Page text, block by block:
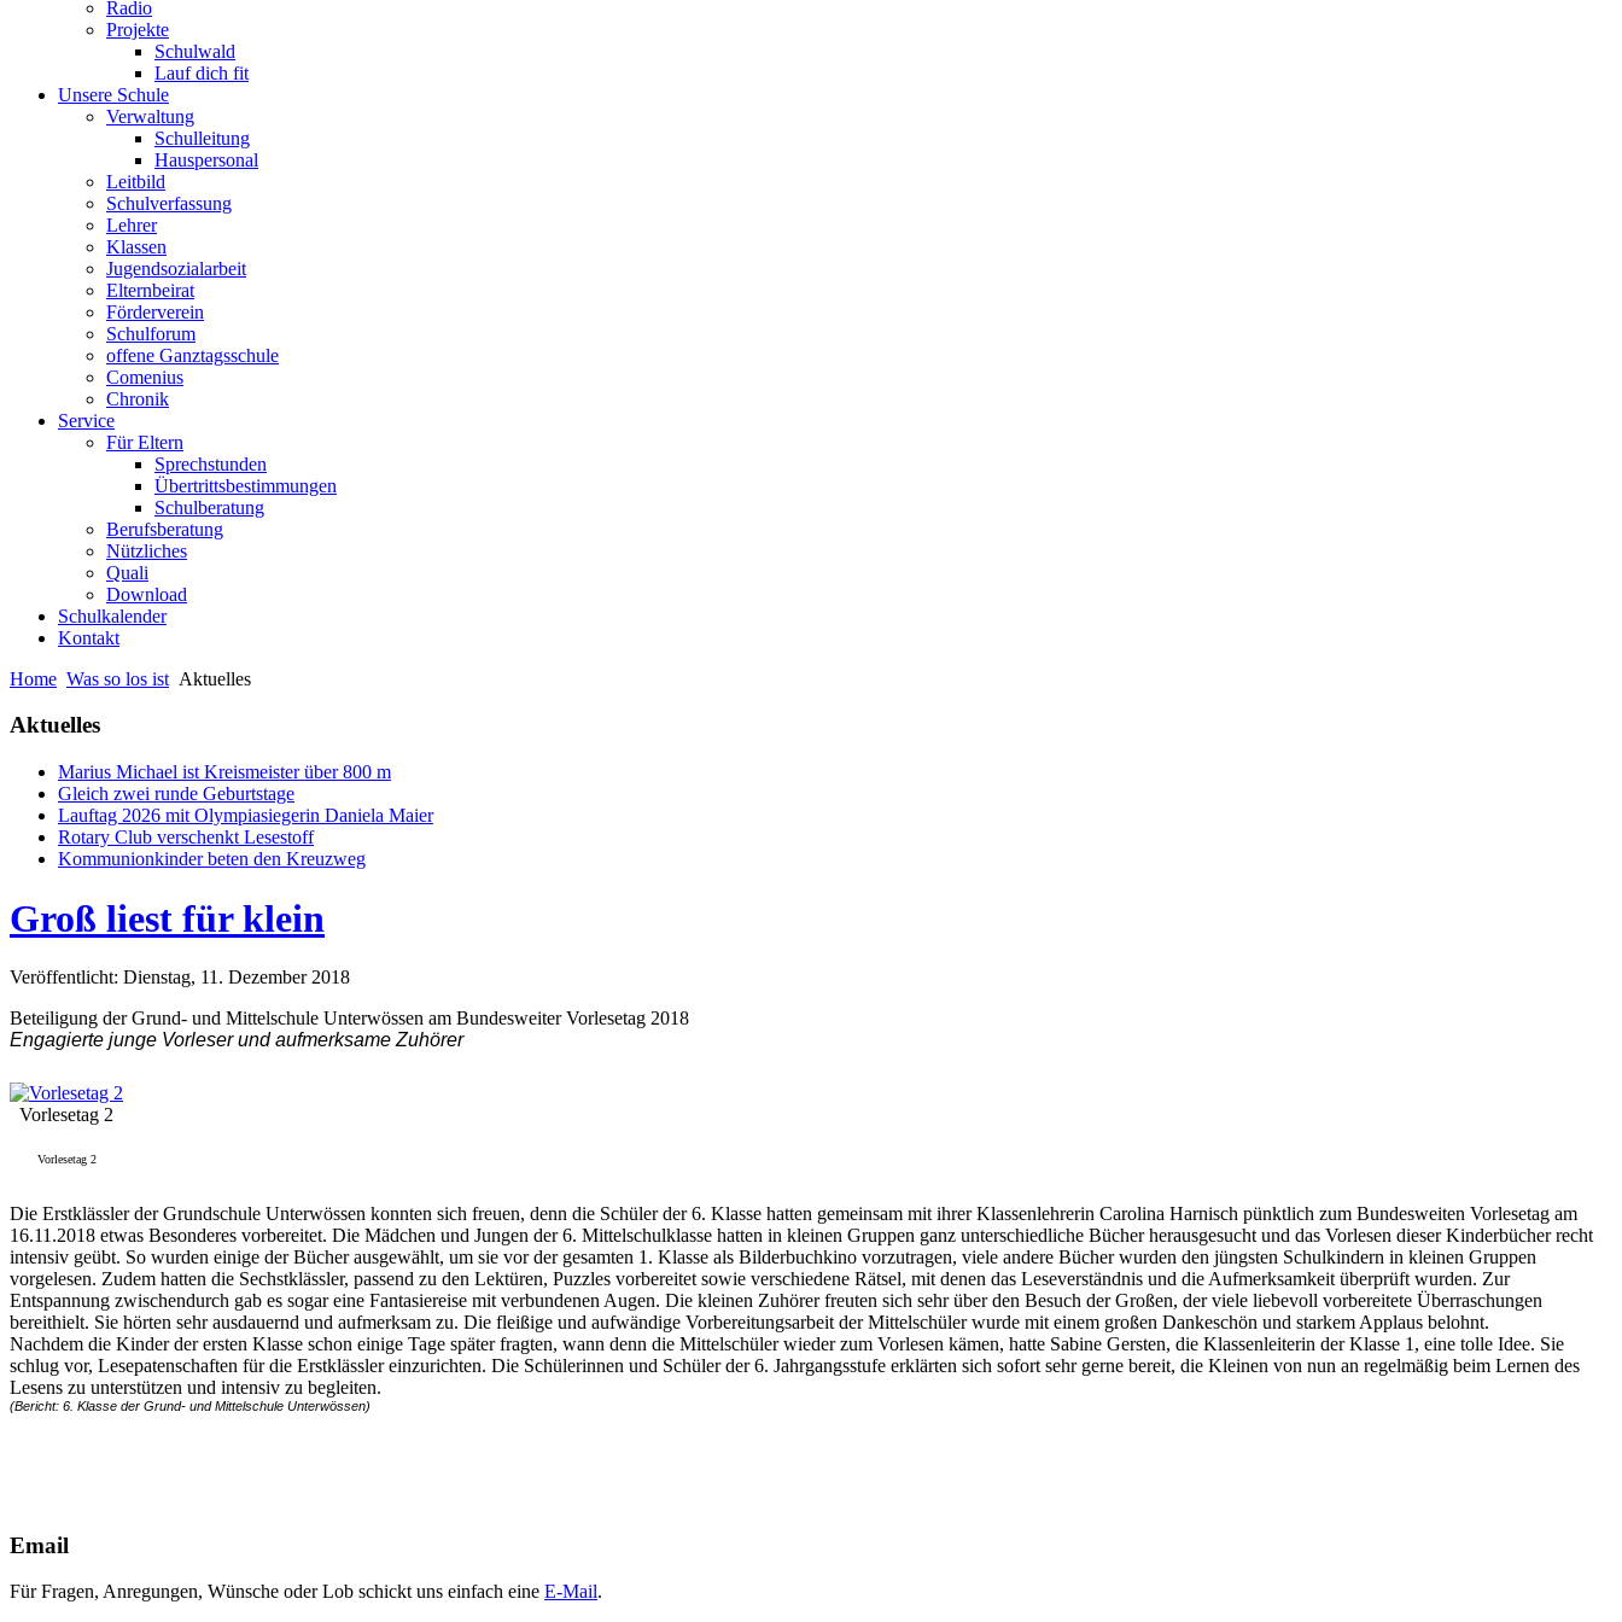
Radio
Projekte
Schulwald
Lauf dich fit
Unsere Schule
Verwaltung
Schulleitung
Hauspersonal
Leitbild
Schulverfassung
Lehrer
Klassen
Jugendsozialarbeit
Elternbeirat
Förderverein
Schulforum
offene Ganztagsschule
Comenius
Chronik
Service
Für Eltern
Sprechstunden
Übertrittsbestimmungen
Schulberatung
Berufsberatung
Nützliches
Quali
Download
Schulkalender
Kontakt
Home Was so los ist Aktuelles
Aktuelles
Marius Michael ist Kreismeister über 800 m
Gleich zwei runde Geburtstage
Lauftag 2026 mit Olympiasiegerin Daniela Maier
Rotary Club verschenkt Lesestoff
Kommunionkinder beten den Kreuzweg
Groß liest für klein
Veröffentlicht: Dienstag, 11. Dezember 2018
Beteiligung der Grund- und Mittelschule Unterwössen am Bundesweiter Vorlesetag 2018
Engagierte junge Vorleser und aufmerksame Zuhörer
Vorlesetag 2
Vorlesetag 2
Die Erstklässler der Grundschule Unterwössen konnten sich freuen, denn die Schüler der 6. Klasse hatten gemeinsam mit ihrer Klassenlehrerin Carolina Harnisch pünktlich zum Bundesweiten Vorlesetag am
16.11.2018 etwas Besonderes vorbereitet. Die Mädchen und Jungen der 6. Mittelschulklasse hatten in kleinen Gruppen ganz unterschiedliche Bücher herausgesucht und das Vorlesen dieser Kinderbücher recht
intensiv geübt. So wurden einige der Bücher ausgewählt, um sie vor der gesamten 1. Klasse als Bilderbuchkino vorzutragen, viele andere Bücher wurden den jüngsten Schulkindern in kleinen Gruppen
vorgelesen. Zudem hatten die Sechstklässler, passend zu den Lektüren, Puzzles vorbereitet sowie verschiedene Rätsel, mit denen das Leseverständnis und die Aufmerksamkeit überprüft wurden. Zur
Entspannung zwischendurch gab es sogar eine Fantasiereise mit verbundenen Augen. Die kleinen Zuhörer freuten sich sehr über den Besuch der Großen, der viele liebevoll vorbereitete Überraschungen
bereithielt. Sie hörten sehr ausdauernd und aufmerksam zu. Die fleißige und aufwändige Vorbereitungsarbeit der Mittelschüler wurde mit einem großen Dankeschön und starkem Applaus belohnt.
Nachdem die Kinder der ersten Klasse schon einige Tage später fragten, wann denn die Mittelschüler wieder zum Vorlesen kämen, hatte Sabine Gersten, die Klassenleiterin der Klasse 1, eine tolle Idee. Sie
schlug vor, Lesepatenschaften für die Erstklässler einzurichten. Die Schülerinnen und Schüler der 6. Jahrgangsstufe erklärten sich sofort sehr gerne bereit, die Kleinen von nun an regelmäßig beim Lernen des
Lesens zu unterstützen und intensiv zu begleiten.
(Bericht: 6. Klasse der Grund- und Mittelschule Unterwössen)
Email
Für Fragen, Anregungen, Wünsche oder Lob schickt uns einfach eine E-Mail.